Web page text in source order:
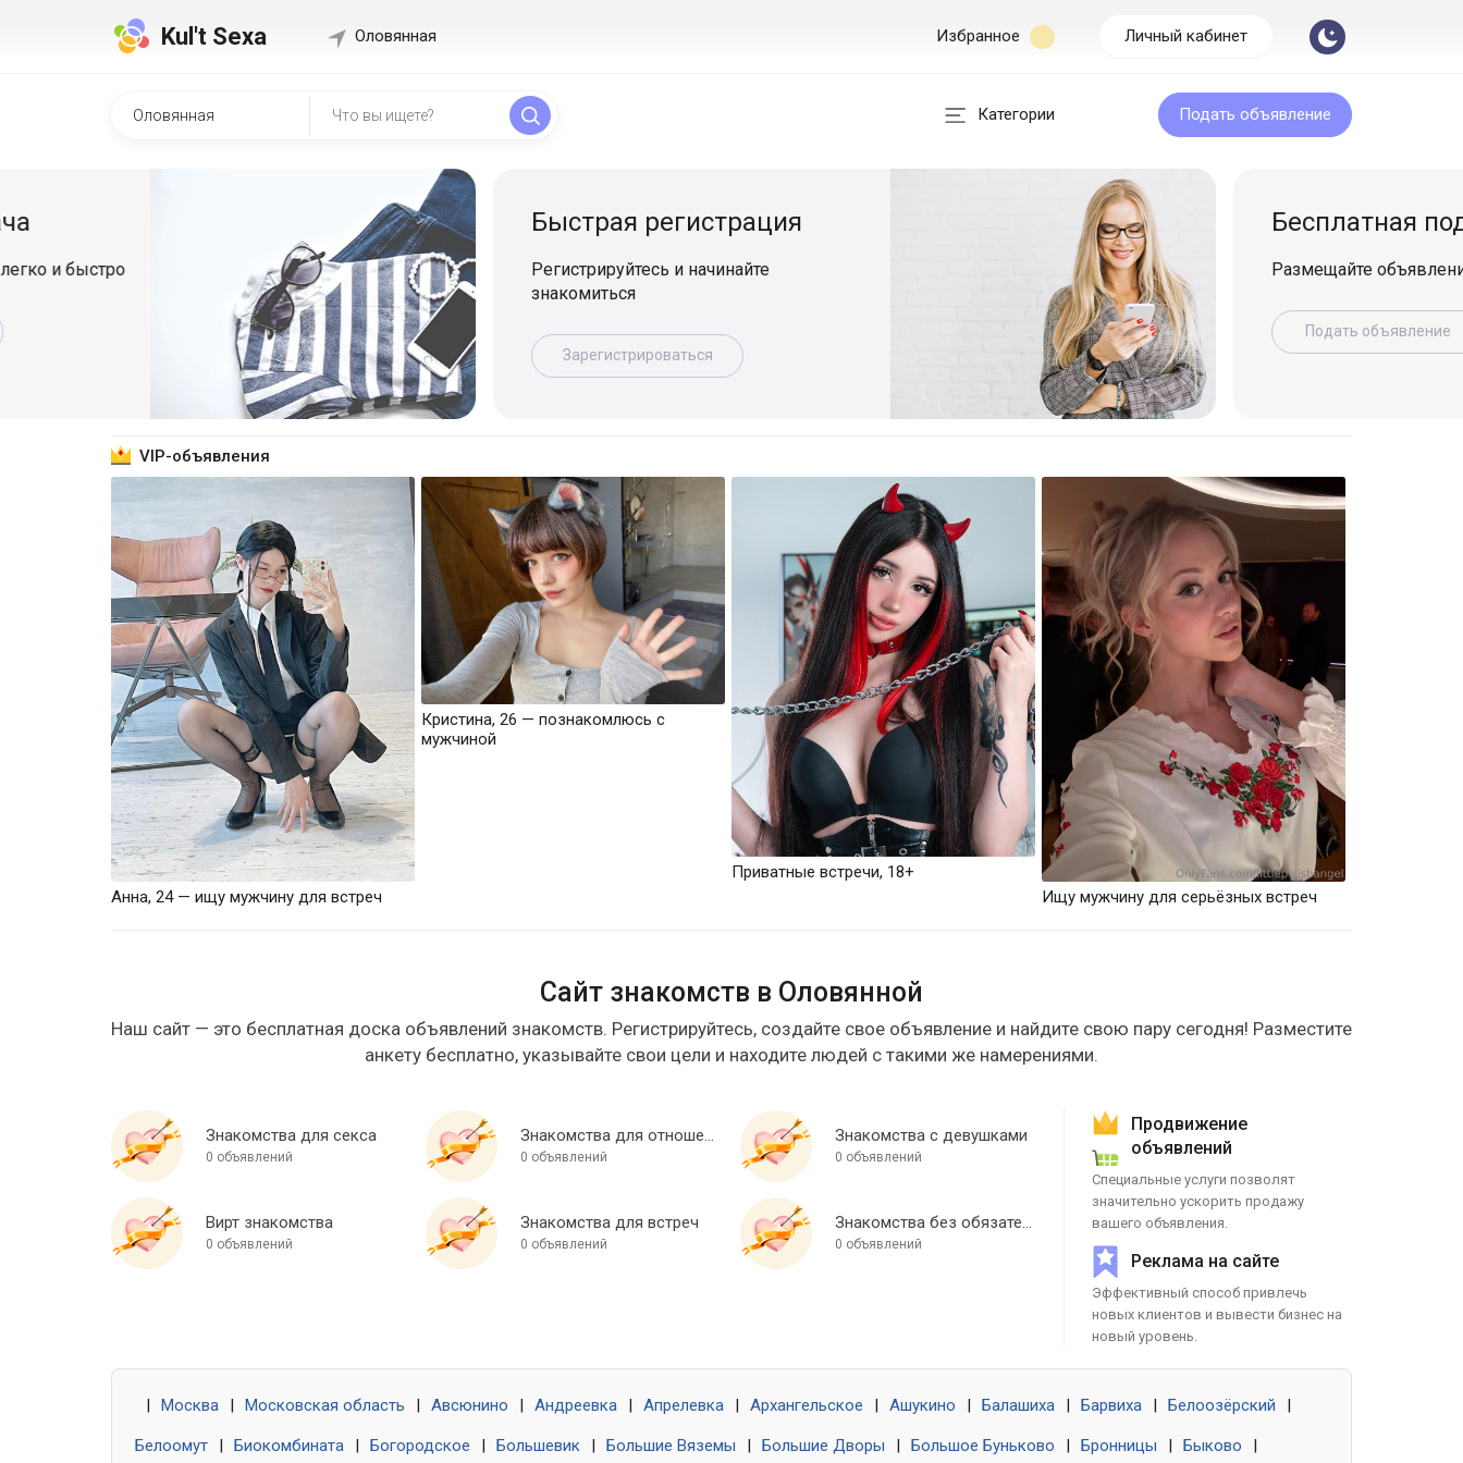
Kul't Sexa Оловянная Избранное Личный кабинет
Категории Подать объявление
Быстрая регистрация
Регистрируйтесь и начинайте
знакомиться
Зарегистрироваться
Бесплатная подача
Размещайте объявление легко и
Подать объявление
VIP-объявления
Анна, 24 — ищу мужчину для встреч
Кристина, 26 — познакомлюсь с
мужчиной
Приватные встречи, 18+
Ищу мужчину для серьёзных встреч
Сайт знакомств в Оловянной
Наш сайт — это бесплатная доска объявлений знакомств. Регистрируйтесь, создайте свое объявление и найдите свою пару сегодня! Разместите
анкету бесплатно, указывайте свои цели и находите людей с такими же намерениями.
Знакомства для секса
0 объявлений
Знакомства для отношений
0 объявлений
Знакомства с девушками
0 объявлений
Вирт знакомства
0 объявлений
Знакомства для встреч
0 объявлений
Знакомства без обязательств
0 объявлений
Продвижение
объявлений
Специальные услуги позволят
значительно ускорить продажу
вашего объявления.
Реклама на сайте
Эффективный способ привлечь
новых клиентов и вывести бизнес на
новый уровень.
Москва Московская область Авсюнино Андреевка Апрелевка Архангельское Ашукино Балашиха Барвиха Белоозёрский
Белоомут Биокомбината Богородское Большевик Большие Вяземы Большие Дворы Большое Буньково Бронницы Быково